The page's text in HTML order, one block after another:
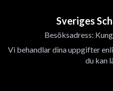
Sveriges
Besöksadress:
Vi behandlar dina uppgifter
du kan